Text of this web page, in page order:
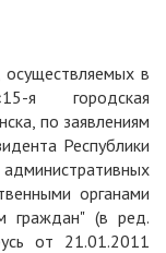
в
я городская
по заявлениям
Республики
органами
граждан" (в ред.
от 21.01.2011